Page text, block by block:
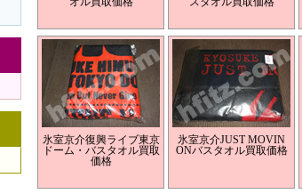
氷室京介復興ライブ東京
ドーム・バスタオル買取
価格
氷室京介JUST MOVIN
ONバスタオル買取価格